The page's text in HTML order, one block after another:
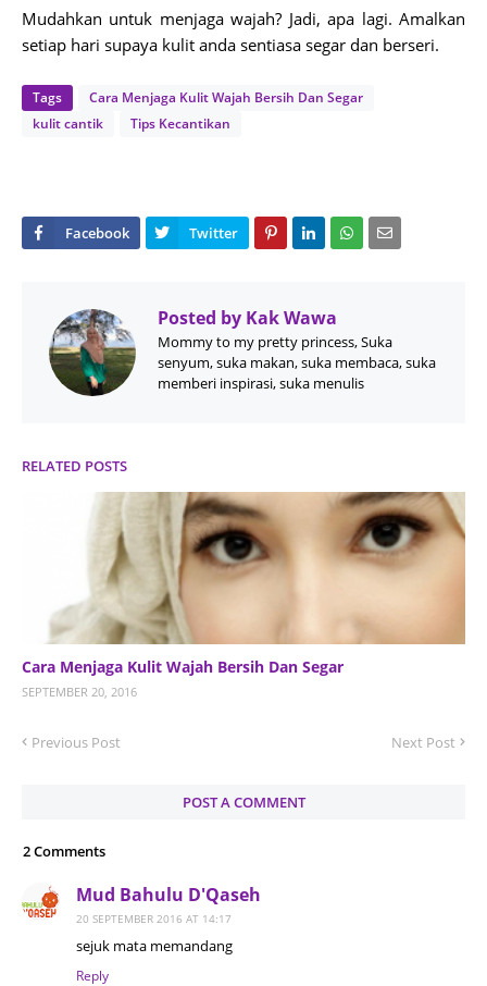
Mudahkan untuk menjaga wajah? Jadi, apa lagi. Amalkan
setiap hari supaya kulit anda sentiasa segar dan berseri.
Tags
Cara Menjaga Kulit Wajah Bersih Dan Segar
kulit cantik
Tips Kecantikan
Posted by Kak Wawa
Mommy to my pretty princess, Suka
senyum, suka makan, suka membaca, suka
memberi inspirasi, suka menulis
RELATED POSTS
Cara Menjaga Kulit Wajah Bersih Dan Segar
SEPTEMBER 20, 2016
Previous Post Next Post
POST A COMMENT
2 Comments
Mud Bahulu D'Qaseh
20 SEPTEMBER 2016 AT 14:17
sejuk mata memandang
Reply